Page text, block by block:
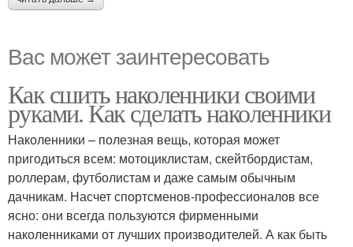
Вас может заинтересовать
Как сшить наколенники своими
руками. Как сделать наколенники
Наколенники – полезная вещь, которая может
пригодиться всем: мотоциклистам, скейтбордистам,
роллерам, футболистам и даже самым обычным
дачникам. Насчет спортсменов-профессионалов все
ясно: они всегда пользуются фирменными
наколенниками от лучших производителей. А как быть